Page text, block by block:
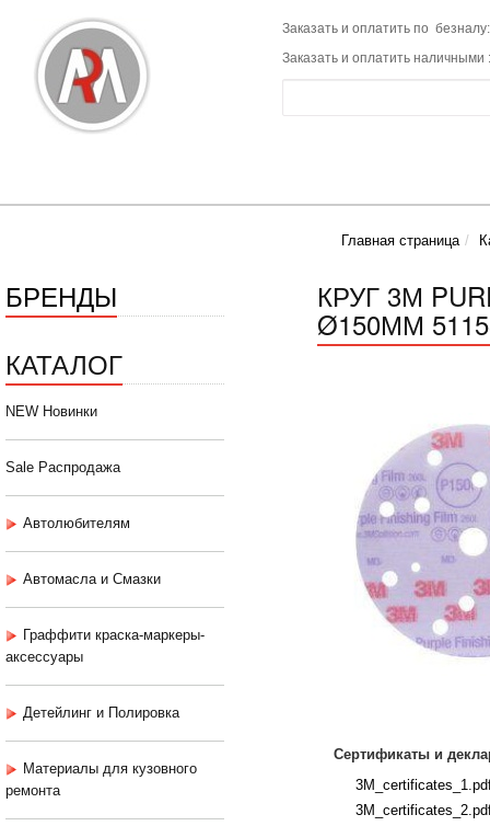
Заказать и оплатить по
Заказать и оплатить наличными
Главная страница
БРЕНДЫ
КАТАЛОГ
NEW Новинки
Sale Распродажа
Автолюбителям
Автомасла и Смазки
Граффити краска-маркеры-
аксессуары
Детейлинг и Полировка
Материалы для кузовного
ремонта
КРУГ 3М
Ø150ММ
Сертификаты и